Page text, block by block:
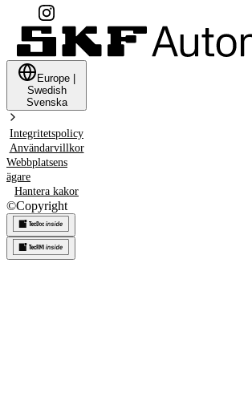
Europe |
Swedish
Svenska
Integritetspolicy
Användarvillkor
Webbplatsens
ägare
Hantera kakor
©Copyright